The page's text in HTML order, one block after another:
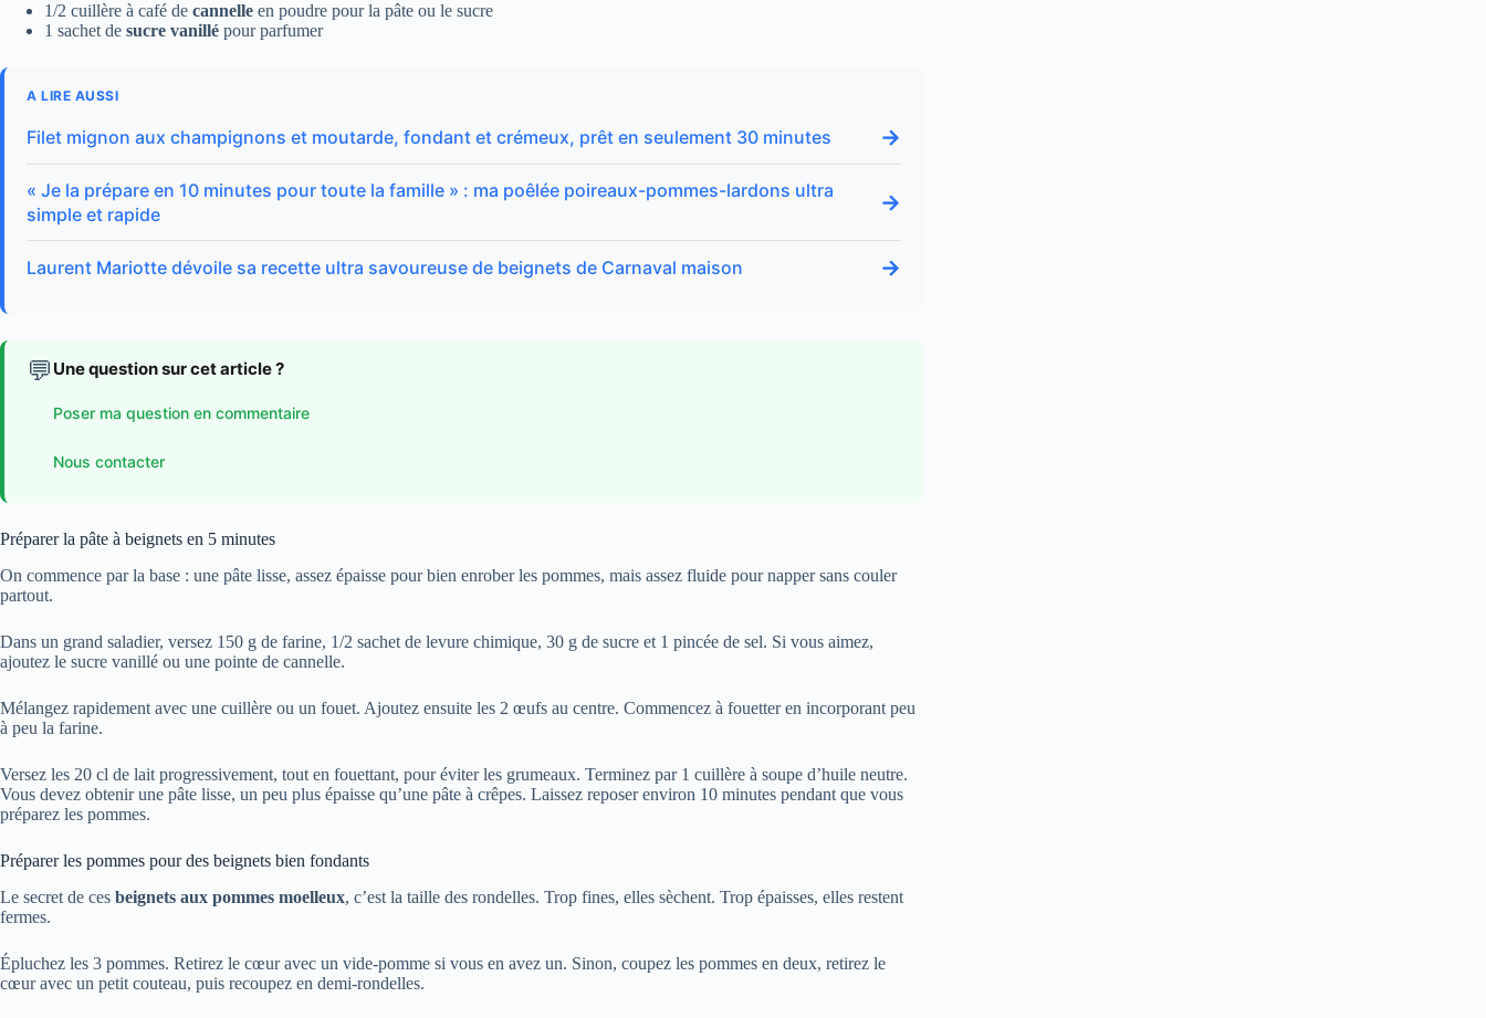
1/2 cuillère à café de cannelle en poudre pour la pâte ou le sucre
1 sachet de sucre vanillé pour parfumer
A LIRE AUSSI
Filet mignon aux champignons et moutarde, fondant et crémeux, prêt en seulement 30 minutes →
« Je la prépare en 10 minutes pour toute la famille » : ma poêlée poireaux-pommes-lardons ultra
simple et rapide
→
Laurent Mariotte dévoile sa recette ultra savoureuse de beignets de Carnaval maison →
💬 Une question sur cet article ?
Poser ma question en commentaire
Nous contacter
Préparer la pâte à beignets en 5 minutes
On commence par la base : une pâte lisse, assez épaisse pour bien enrober les pommes, mais assez fluide pour napper sans couler
partout.
Dans un grand saladier, versez 150 g de farine, 1/2 sachet de levure chimique, 30 g de sucre et 1 pincée de sel. Si vous aimez,
ajoutez le sucre vanillé ou une pointe de cannelle.
Mélangez rapidement avec une cuillère ou un fouet. Ajoutez ensuite les 2 œufs au centre. Commencez à fouetter en incorporant peu
à peu la farine.
Versez les 20 cl de lait progressivement, tout en fouettant, pour éviter les grumeaux. Terminez par 1 cuillère à soupe d’huile neutre.
Vous devez obtenir une pâte lisse, un peu plus épaisse qu’une pâte à crêpes. Laissez reposer environ 10 minutes pendant que vous
préparez les pommes.
Préparer les pommes pour des beignets bien fondants
Le secret de ces beignets aux pommes moelleux, c’est la taille des rondelles. Trop fines, elles sèchent. Trop épaisses, elles restent
fermes.
Épluchez les 3 pommes. Retirez le cœur avec un vide-pomme si vous en avez un. Sinon, coupez les pommes en deux, retirez le
cœur avec un petit couteau, puis recoupez en demi-rondelles.